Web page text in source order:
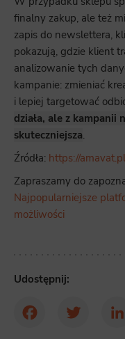
Marketing
Scope responsible for displaying
habits and demographic criteria. Also,
websites, profile the user, providing him or
finalny zakup, ale też
zapis do newslettera,
pokazują, gdzie klient
analizowanie tych
kampanie: zmieniać
i lepiej targetować
działa, ale z kampanii
skuteczniejsza.
Źródła: https://
Zapraszamy do
Najpopularniejsze
możliwości
Udostępnij:
FacebookTwitter